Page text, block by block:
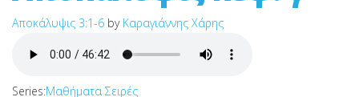
Αποκάλυψις 3:1-6 by Καραγιάννης Χάρης
Series:Μαθήματα Σειρές